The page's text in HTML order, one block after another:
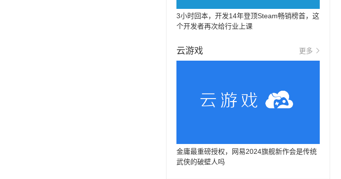
3小时回本，开发14年登顶Steam畅销榜首，这
个开发者再次给行业上课
云游戏 更多
金庸最重磅授权，网易2024旗舰新作会是传统
武侠的破壁人吗